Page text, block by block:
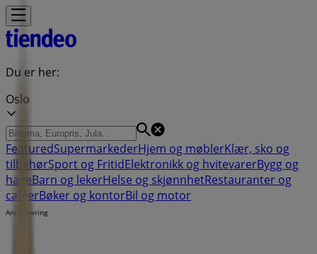
Du er her:
Oslo
FeaturedSupermarkederHjem og møblerKlær, sko og
tilbehørSport og FritidElektronikk og hvitevarerBygg og
hageBarn og lekerHelse og skjønnhetRestauranter og
caféerBøker og kontorBil og motor
Annonsering